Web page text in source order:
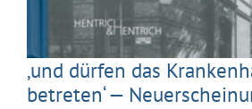
‚und dürfen das
betreten‘ —